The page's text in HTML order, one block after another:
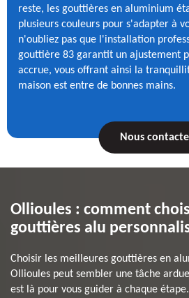
reste, les gouttières en aluminium
plusieurs couleurs pour s'adapter à
n'oubliez pas que l'installation
gouttière 83 garantit un ajustement
accrue, vous offrant ainsi la
maison est entre de bonnes mains.
Nous
Ollioules : comment
gouttières alu
Choisir les meilleures gouttières en
Ollioules peut sembler une tâche
est là pour vous guider à chaque